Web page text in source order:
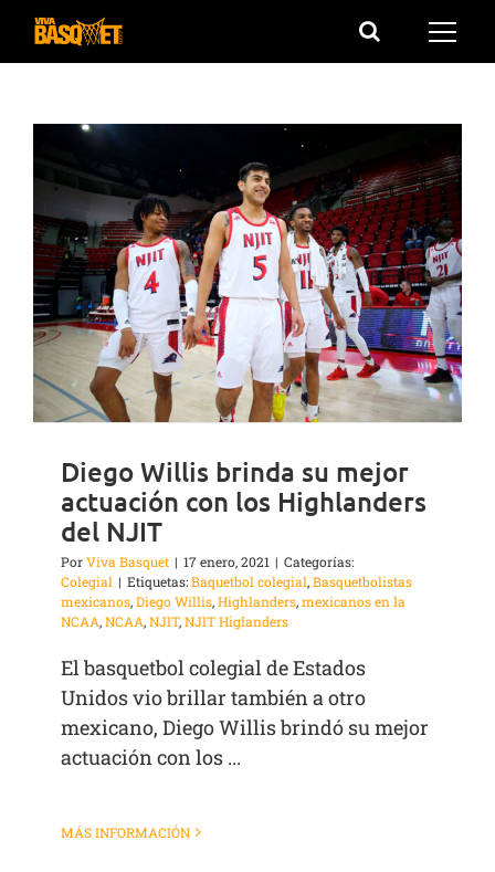
Saltar
Diego Willis brinda su mejor
actuación con los Highlanders
del NJIT
PorViva Basquet | 17 enero, 2021 | Categorías:
Colegial | Etiquetas:Baquetbol colegial,Basquetbolistas
mexicanos,Diego Willis,Highlanders,mexicanos en la
NCAA,NCAA,NJIT,NJIT Higlanders
El basquetbol colegial de Estados
Unidos vio brillar también a otro
mexicano, Diego Willis brindó su mejor
actuación con los ...
MÁS INFORMACIÓN